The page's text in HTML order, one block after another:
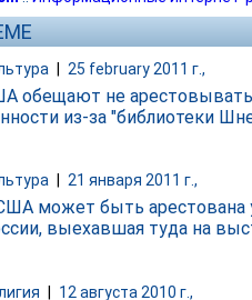
25 february 2011 г.,
обещают не
из-за "библиотеки
21 января 2011 г.,
может быть арестована
выехавшая туда на
| 12 августа 2010 г.,